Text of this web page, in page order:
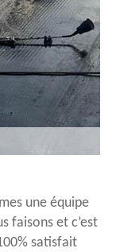
une équipe
faisons et c’est
satisfait